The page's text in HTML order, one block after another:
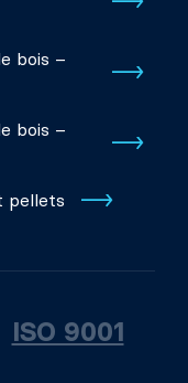
bois –
bois –
pellets
ISO 9001